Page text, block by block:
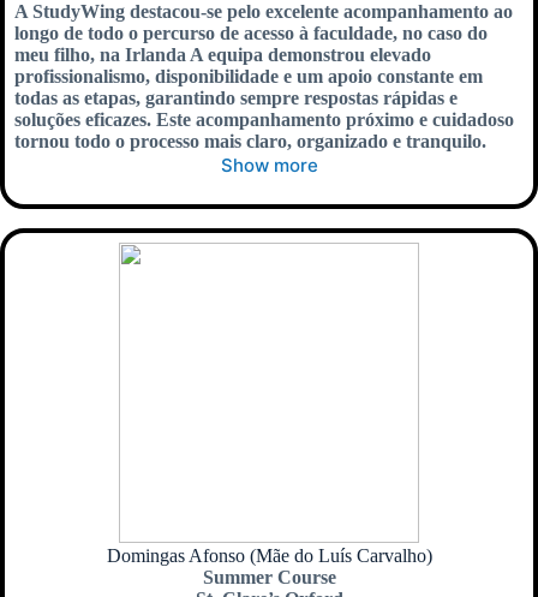
A StudyWing destacou-se pelo excelente acompanhamento ao
longo de todo o percurso de acesso à faculdade, no caso do
meu filho, na Irlanda A equipa demonstrou elevado
profissionalismo, disponibilidade e um apoio constante em
todas as etapas, garantindo sempre respostas rápidas e
soluções eficazes. Este acompanhamento próximo e cuidadoso
tornou todo o processo mais claro, organizado e tranquilo.
Show more
Domingas Afonso (Mãe do Luís Carvalho)
Summer Course